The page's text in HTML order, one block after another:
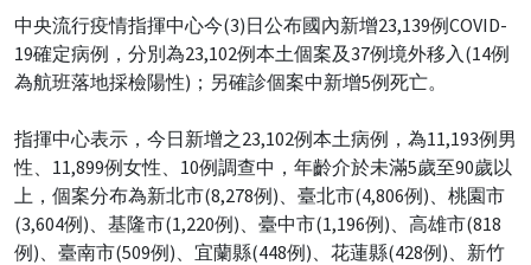
中央流行疫情指揮中心今(3)日公布國內新增23,139例COVID-
19確定病例，分別為23,102例本土個案及37例境外移入(14例
為航班落地採檢陽性)；另確診個案中新增5例死亡。
指揮中心表示，今日新增之23,102例本土病例，為11,193例男
性、11,899例女性、10例調查中，年齡介於未滿5歲至90歲以
上，個案分布為新北市(8,278例)、臺北市(4,806例)、桃園市
(3,604例)、基隆市(1,220例)、臺中市(1,196例)、高雄市(818
例)、臺南市(509例)、宜蘭縣(448例)、花蓮縣(428例)、新竹